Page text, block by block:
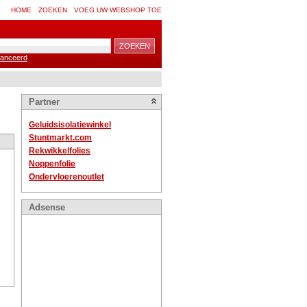
HOME ZOEKEN VOEG UW WEBSHOP TOE
Partner
Geluidsisolatiewinkel
Stuntmarkt.com
Rekwikkelfolies
Noppenfolie
Ondervloerenoutlet
Adsense